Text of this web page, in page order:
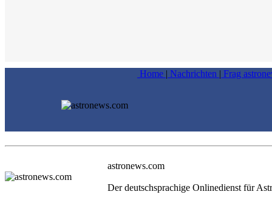
Home | Nachrichten | Frag
astronews.com
Der deutschsprachige Onlinedienst für